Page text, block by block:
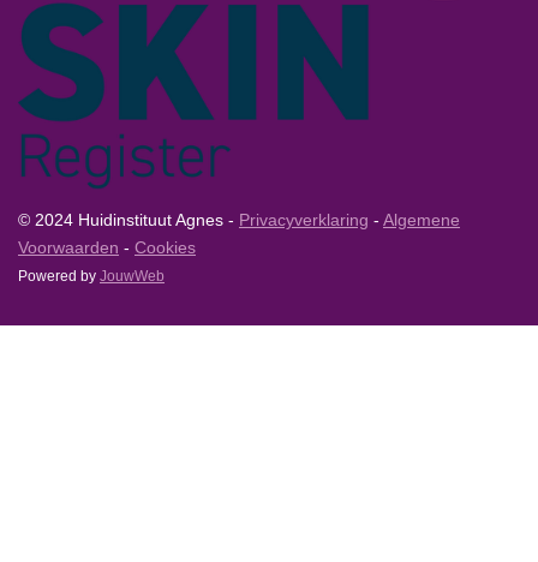
© 2024 Huidinstituut Agnes - Privacyverklaring - Algemene
Voorwaarden - Cookies
Powered by JouwWeb